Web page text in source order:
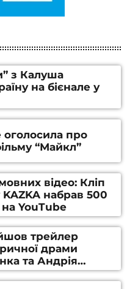
з Калуша
на бієнале у
оголосила про
“Майкл”
відео: Кліп
KAZKA набрав 500
YouTube
трейлер
драми
та Андрія